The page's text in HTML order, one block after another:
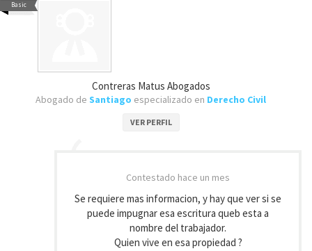
Basic
Contreras Matus Abogados
Abogado de Santiago especializado en Derecho Civil
VER PERFIL
Contestado hace un mes
Se requiere mas informacion, y hay que ver si se
puede impugnar esa escritura queb esta a
nombre del trabajador.
Quien vive en esa propiedad ?